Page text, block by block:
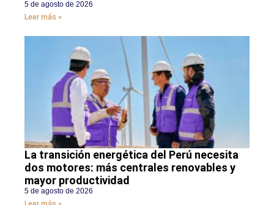
5 de agosto de 2026
Leer más »
La transición energética del Perú necesita
dos motores: más centrales renovables y
mayor productividad
5 de agosto de 2026